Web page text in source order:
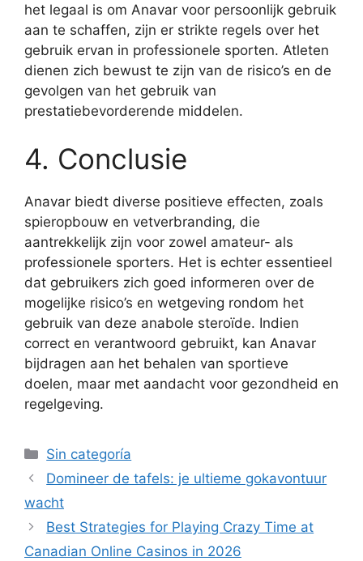
het legaal is om Anavar voor persoonlijk gebruik
aan te schaffen, zijn er strikte regels over het
gebruik ervan in professionele sporten. Atleten
dienen zich bewust te zijn van de risico’s en de
gevolgen van het gebruik van
prestatiebevorderende middelen.
4. Conclusie
Anavar biedt diverse positieve effecten, zoals
spieropbouw en vetverbranding, die
aantrekkelijk zijn voor zowel amateur- als
professionele sporters. Het is echter essentieel
dat gebruikers zich goed informeren over de
mogelijke risico’s en wetgeving rondom het
gebruik van deze anabole steroïde. Indien
correct en verantwoord gebruikt, kan Anavar
bijdragen aan het behalen van sportieve
doelen, maar met aandacht voor gezondheid en
regelgeving.
Sin categoría
Domineer de tafels: je ultieme gokavontuur
wacht
Best Strategies for Playing Crazy Time at
Canadian Online Casinos in 2026